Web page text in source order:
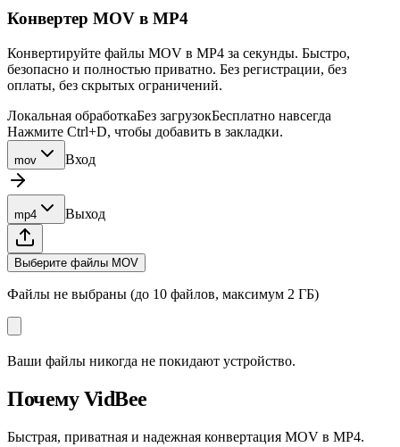
Конвертер MOV в MP4
Конвертируйте файлы MOV в MP4 за секунды. Быстро,
безопасно и полностью приватно. Без регистрации, без
оплаты, без скрытых ограничений.
Локальная обработкаБез загрузокБесплатно навсегда
Нажмите Ctrl+D, чтобы добавить в закладки.
mov Вход
mp4 Выход
Выберите файлы MOV
Файлы не выбраны (до 10 файлов, максимум 2 ГБ)
Ваши файлы никогда не покидают устройство.
Почему VidBee
Быстрая, приватная и надежная конвертация MOV в MP4.